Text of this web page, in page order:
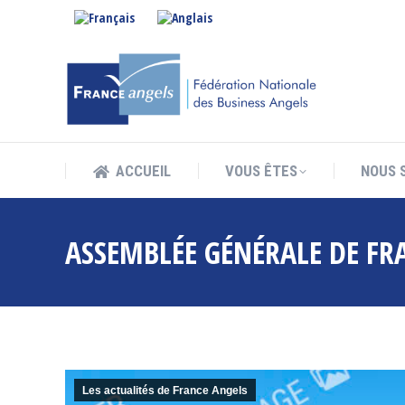
ACCUEIL VOUS ÊTES NOUS
ASSEMBLÉE GÉNÉRALE DE
Les actualités de France Angels
ACCUEIL